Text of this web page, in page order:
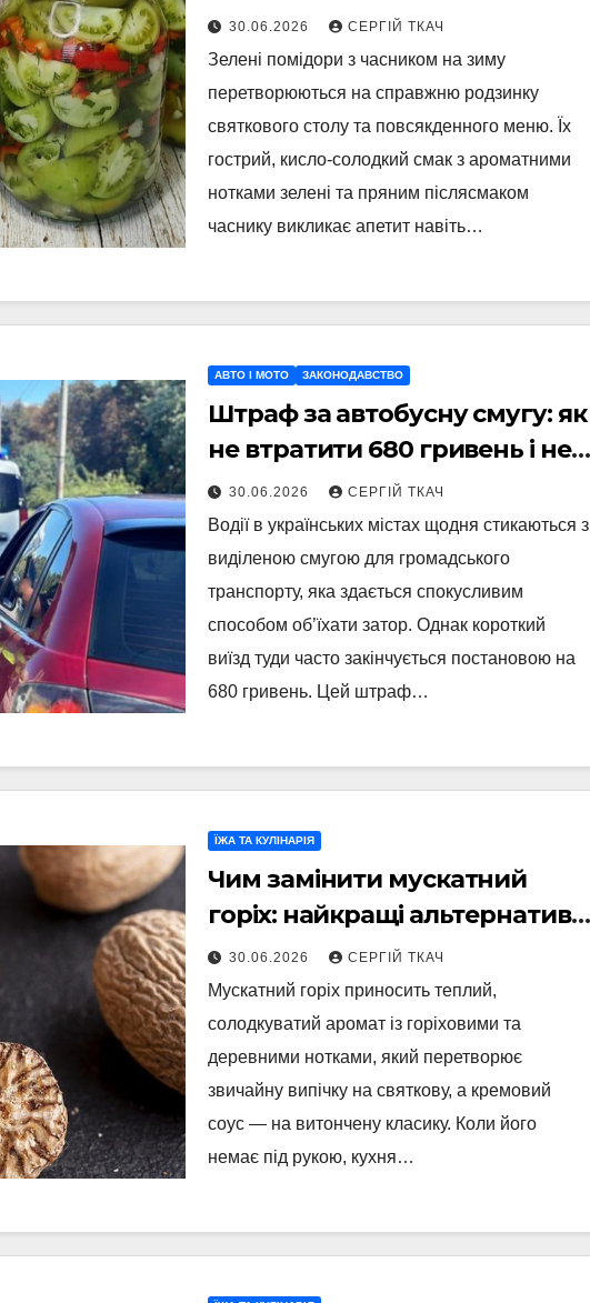
зігріває в холодну пору
30.06.2026 СЕРГІЙ ТКАЧ
Зелені помідори з часником на зиму
перетворюються на справжню родзинку
святкового столу та повсякденного меню. Їх
гострий, кисло-солодкий смак з ароматними
нотками зелені та пряним післясмаком
часнику викликає апетит навіть…
АВТО І МОТО ЗАКОНОДАВСТВО
Штраф за автобусну смугу: як
не втратити 680 гривень і не
створити хаос на дорозі
30.06.2026 СЕРГІЙ ТКАЧ
Водії в українських містах щодня стикаються з
виділеною смугою для громадського
транспорту, яка здається спокусливим
способом об’їхати затор. Однак короткий
виїзд туди часто закінчується постановою на
680 гривень. Цей штраф…
ЇЖА ТА КУЛІНАРІЯ
Чим замінити мускатний
горіх: найкращі альтернативи
для ваших страв
30.06.2026 СЕРГІЙ ТКАЧ
Мускатний горіх приносить теплий,
солодкуватий аромат із горіховими та
деревними нотками, який перетворює
звичайну випічку на святкову, а кремовий
соус — на витончену класику. Коли його
немає під рукою, кухня…